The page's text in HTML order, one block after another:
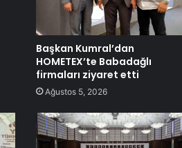
Başkan Kumral’dan
HOMETEX’te Babadağlı
firmaları ziyaret etti
Ağustos 5, 2026